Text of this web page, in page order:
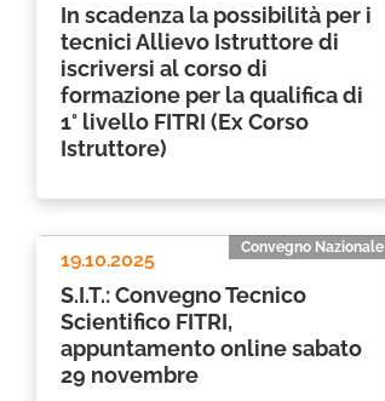
In scadenza la possibilità per i
tecnici Allievo Istruttore di
iscriversi al corso di
formazione per la qualifica di
1° livello FITRI (Ex Corso
Istruttore)
Convegno Nazionale
19.10.2025
S.I.T.: Convegno Tecnico
Scientifico FITRI,
appuntamento online sabato
29 novembre